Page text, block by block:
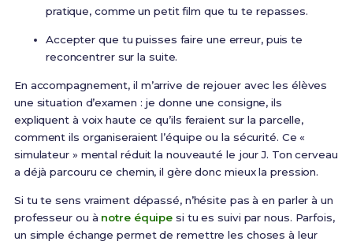
pratique, comme un petit film que tu te repasses.
Accepter que tu puisses faire une erreur, puis te
reconcentrer sur la suite.
En accompagnement, il m’arrive de rejouer avec les élèves
une situation d’examen : je donne une consigne, ils
expliquent à voix haute ce qu’ils feraient sur la parcelle,
comment ils organiseraient l’équipe ou la sécurité. Ce «
simulateur » mental réduit la nouveauté le jour J. Ton cerveau
a déjà parcouru ce chemin, il gère donc mieux la pression.
Si tu te sens vraiment dépassé, n’hésite pas à en parler à un
professeur ou à notre équipe si tu es suivi par nous. Parfois,
un simple échange permet de remettre les choses à leur